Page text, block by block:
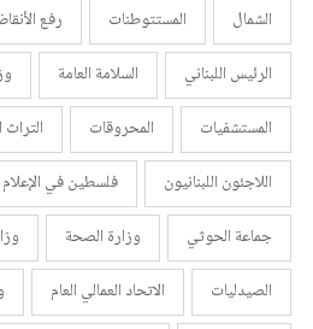
الشمال
المستتوطنات رفع
الرئيس اللبناني
السلامة العامة
المستشفيات
المحروقات
اللاجئون اللبنانيون
فلسطين في الإعلام
جماعة الحوثي
وزارة الصحة
الصيدليات
الاتحاد العمالي العام